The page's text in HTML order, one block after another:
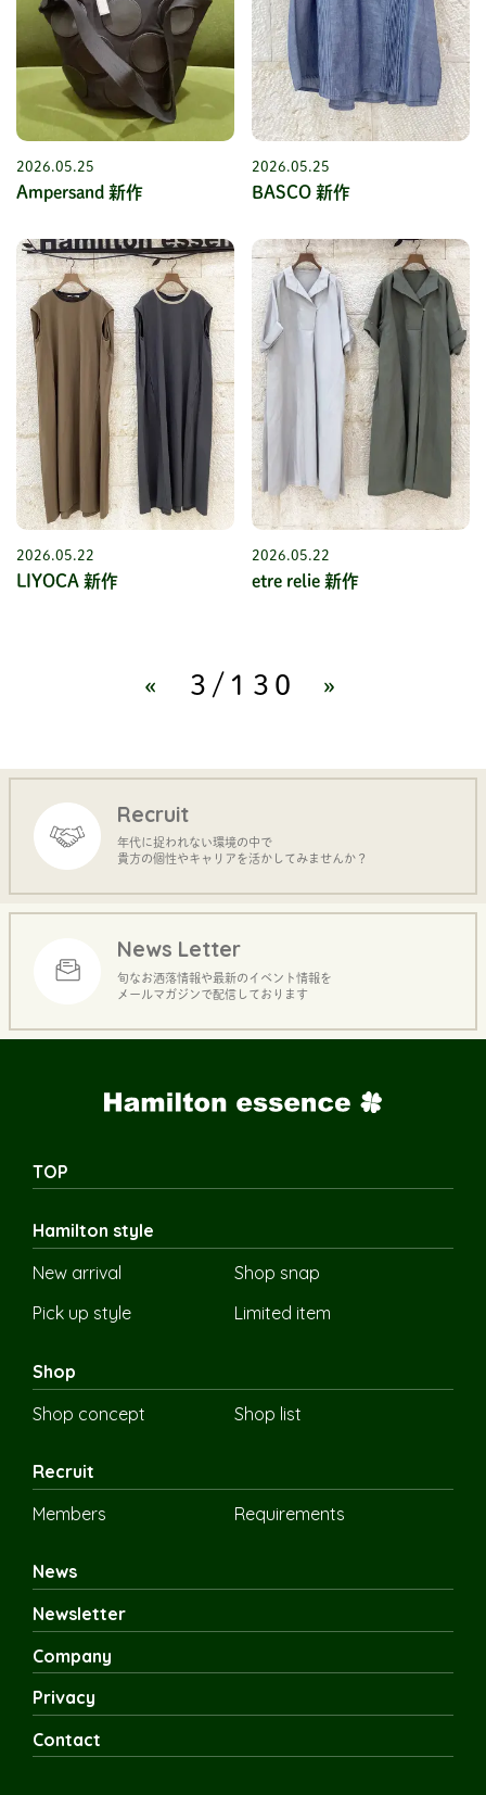
2026.05.25
Ampersand 新作
2026.05.25
BASCO 新作
2026.05.22
LIYOCA 新作
2026.05.22
etre relie 新作
« 3/130 »
Recruit
年代に捉われない環境の中で
貴方の個性やキャリアを活かしてみませんか？
News Letter
旬なお洒落情報や最新のイベント情報を
メールマガジンで配信しております
TOP
Hamilton style
New arrival
Shop snap
Pick up style
Limited item
Shop
Shop concept
Shop list
Recruit
Members
Requirements
News
Newsletter
Company
Privacy
Contact